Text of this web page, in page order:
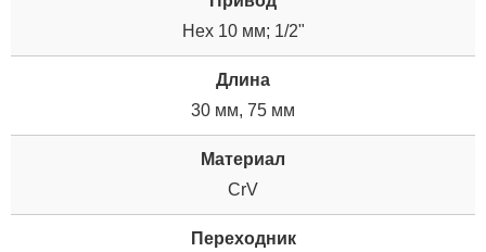
Hex 10 мм; 1/2"
Длина
30 мм, 75 мм
Материал
CrV
Переходник